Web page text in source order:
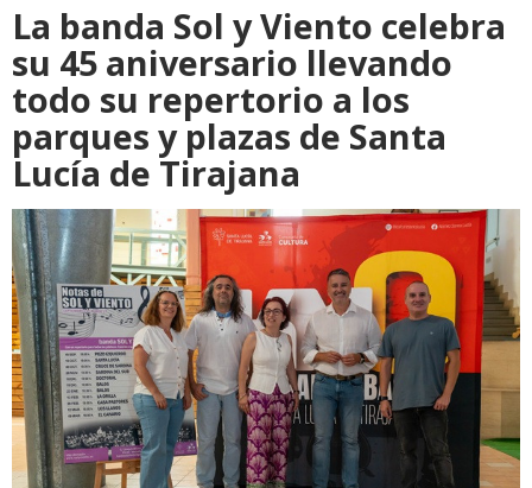
La banda Sol y Viento celebra
su 45 aniversario llevando
todo su repertorio a los
parques y plazas de Santa
Lucía de Tirajana